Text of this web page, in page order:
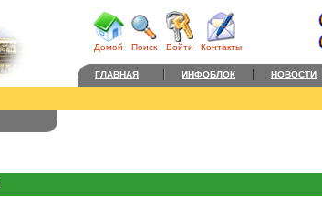
Домой Поиск Войти Контакты
ГЛАВНАЯ ИНФОБЛОК НОВОСТИ